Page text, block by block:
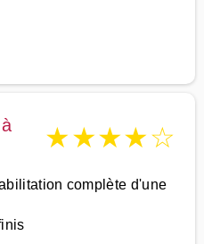
à
★★★★☆
complète d'une